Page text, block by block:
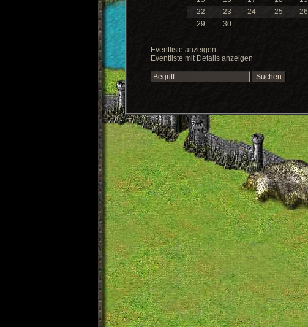
22
23 24 25 26
29
30
Eventliste anzeigen
Eventliste mit Details anzeigen